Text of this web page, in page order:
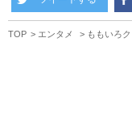
TOP エンタメ ももいろ